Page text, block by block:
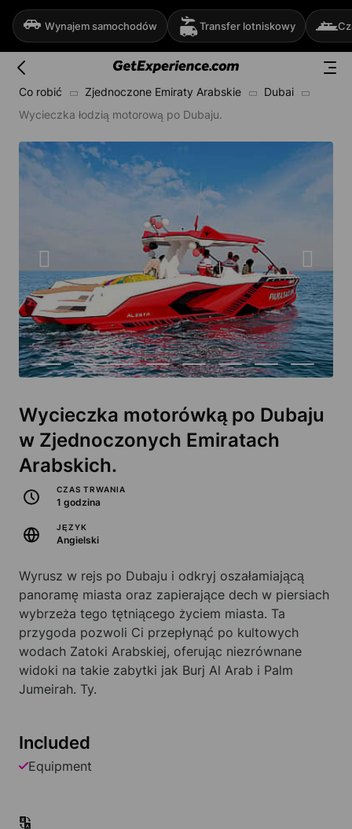
Wynajem samochodów Transfer lotniskowy
Co robić Zjednoczone Emiraty Arabskie
Dubai
Wycieczka łodzią motorową po Dubaju.
Wycieczka motorówką po Dubaju
w Zjednoczonych Emiratach
Arabskich.
CZAS TRWANIA
1 godzina
JĘZYK
Angielski
Wyrusz w rejs po Dubaju i odkryj oszałamiającą
panoramę miasta oraz zapierające dech w piersiach
wybrzeża tego tętniącego życiem miasta. Ta
przygoda pozwoli Ci przepłynąć po kultowych
wodach Zatoki Arabskiej, oferując niezrównane
widoki na takie zabytki jak Burj Al Arab i Palm
Jumeirah. Ty.
Included
Equipment